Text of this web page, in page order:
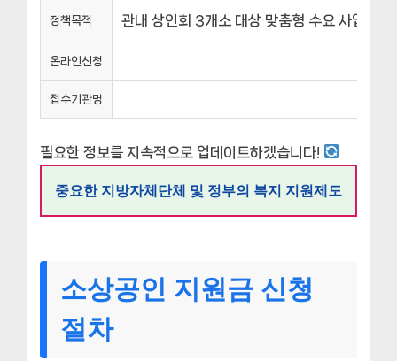
정책목적 관내 상인회 3개소 대상 맞춤형 수요 사업에
온라인신청
접수기관명
필요한 정보를 지속적으로 업데이트하겠습니다!
중요한 지방자체단체 및 정부의 복지 지원제도
소상공인 지원금 신청
절차